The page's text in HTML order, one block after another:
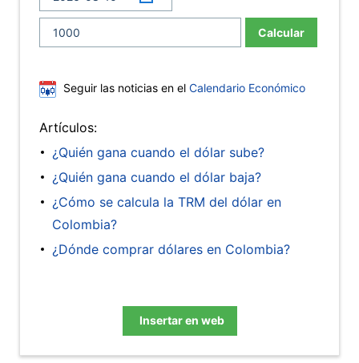
Calcular
Seguir las noticias en el Calendario Económico
Artículos:
¿Quién gana cuando el dólar sube?
¿Quién gana cuando el dólar baja?
¿Cómo se calcula la TRM del dólar en
Colombia?
¿Dónde comprar dólares en Colombia?
Insertar en web